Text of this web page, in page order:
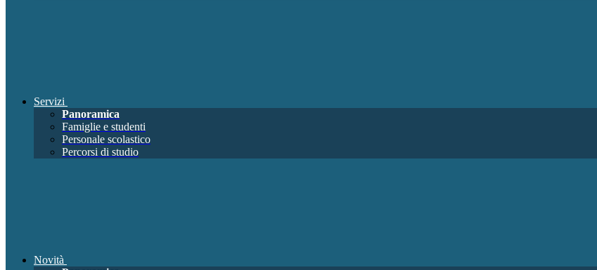
Servizi
Panoramica
Famiglie e studenti
Personale scolastico
Percorsi di studio
Novità